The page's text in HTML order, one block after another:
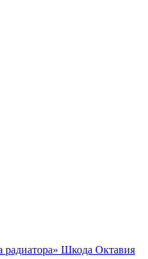
Шкода Октавия